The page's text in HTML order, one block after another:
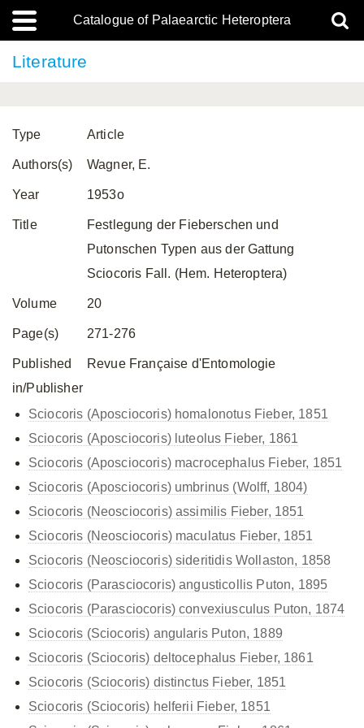
Catalogue of Palaearctic Heteroptera
Literature
Type Article
Authors(s) Wagner, E.
Year 1953o
Title
Festlegung der Fieberschen und
Putonschen Typen aus der Gattung
Sciocoris Fall. (Hem. Heteroptera)
Volume 20
Page(s) 271-276
Published
in/Publisher
Revue Française d'Entomologie
Sciocoris (Aposciocoris) homalonotus Fieber, 1851
Sciocoris (Aposciocoris) luteolus Fieber, 1861
Sciocoris (Aposciocoris) macrocephalus Fieber, 1851
Sciocoris (Aposciocoris) umbrinus (Wolff, 1804)
Sciocoris (Neosciocoris) assimilis Fieber, 1851
Sciocoris (Neosciocoris) maculatus Fieber, 1851
Sciocoris (Neosciocoris) sideritidis Wollaston, 1858
Sciocoris (Parasciocoris) angusticollis Puton, 1895
Sciocoris (Parasciocoris) convexiusculus Puton, 1874
Sciocoris (Sciocoris) angularis Puton, 1889
Sciocoris (Sciocoris) deltocephalus Fieber, 1861
Sciocoris (Sciocoris) distinctus Fieber, 1851
Sciocoris (Sciocoris) helferii Fieber, 1851